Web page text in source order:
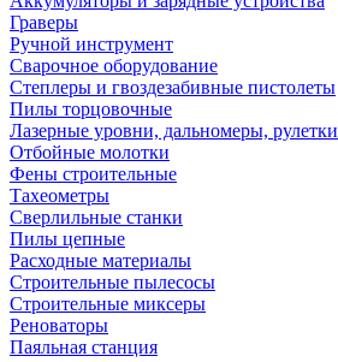
Граверы
Ручной инструмент
Сварочное оборудование
Степлеры и гвоздезабивные пистолеты
Пилы торцовочные
Лазерные уровни, дальномеры, рулетки
Отбойные молотки
Фены строительные
Тахеометры
Сверлильные станки
Пилы цепные
Расходные материалы
Строительные пылесосы
Строительные миксеры
Реноваторы
Паяльная станция